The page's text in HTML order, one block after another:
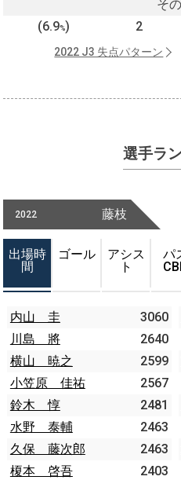
そ
(6.9%) 2
2022 J3 失点パターン
選手ラ
2022 藤枝
出場時
間
ゴール
アシス
ト
パ
内山 圭
3060
川島 將
2640
横山 暁之
2599
小笠原 佳祐
2567
鈴木 惇
2481
水野 泰輔
2463
久保 藤次郎
2463
榎本 啓吾
2403